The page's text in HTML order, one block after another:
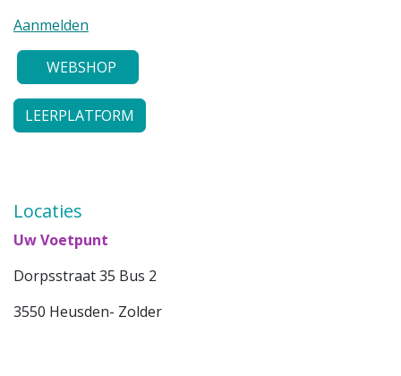
Aanmelden
WEBSHOP
LEERPLATFORM
Locaties
Uw Voetpunt
Dorpsstraat 35 Bus 2
3550 Heusden- Zolder